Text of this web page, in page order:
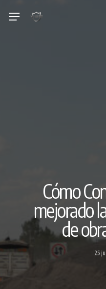
Menu
Cómo
mejorado
de
25